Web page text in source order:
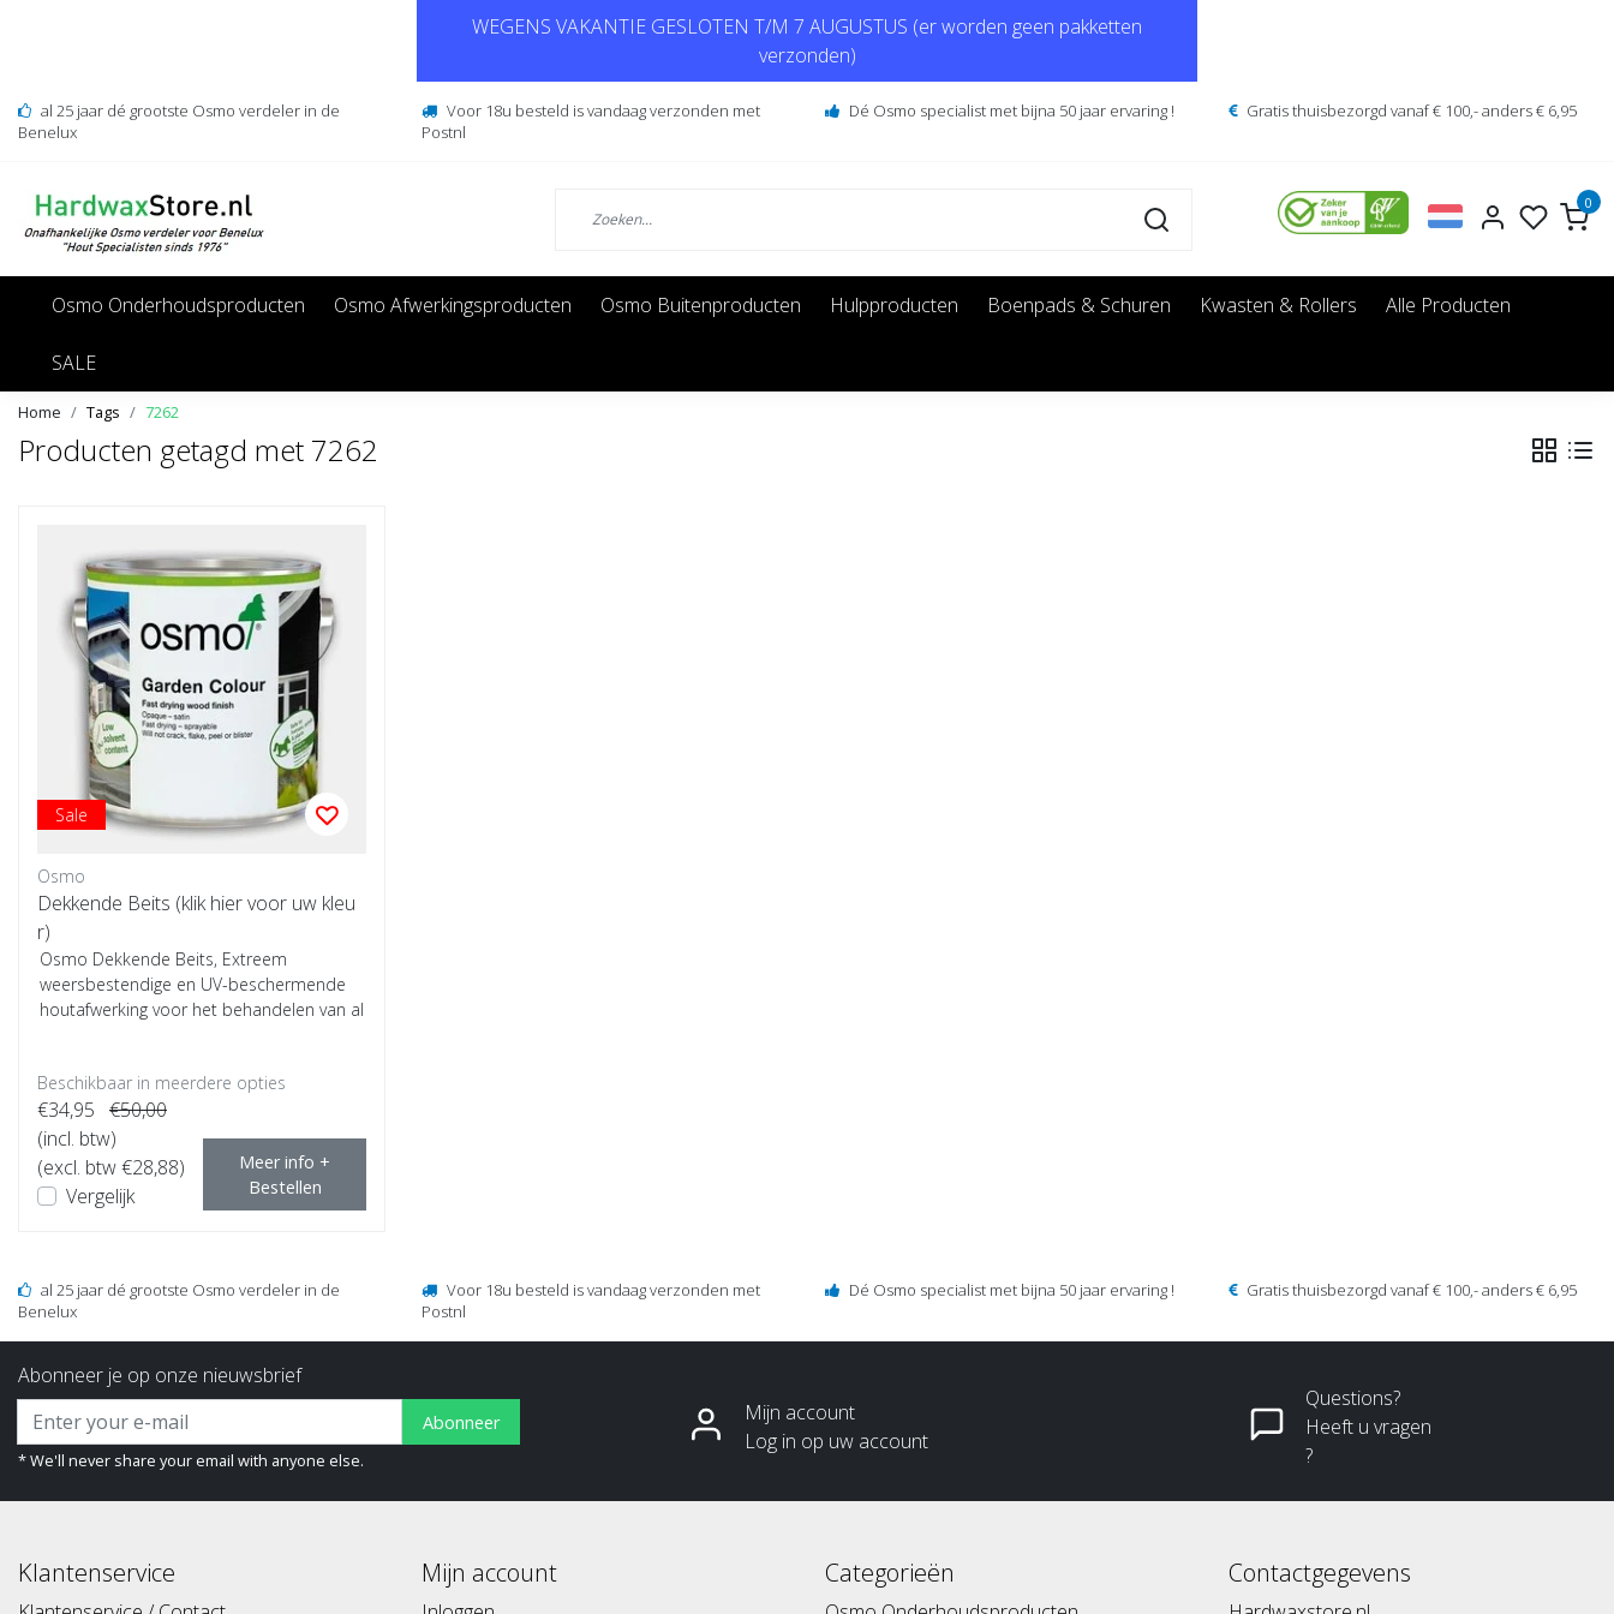
WEGENS VAKANTIE GESLOTEN T/M 7 AUGUSTUS (er worden geen pakketten
verzonden)
al 25 jaar dé grootste Osmo verdeler in de
Benelux
Voor 18u besteld is vandaag verzonden met
Postnl
Dé Osmo specialist met bijna 50 jaar ervaring ! Gratis thuisbezorgd vanaf € 100,- anders € 6,95
0
Osmo Onderhoudsproducten Osmo Afwerkingsproducten Osmo Buitenproducten Hulpproducten Boenpads & Schuren Kwasten & Rollers Alle Producten
SALE
Home Tags 7262
Producten getagd met 7262
Sale
Osmo
Dekkende Beits (klik hier voor uw kleu
r)
Osmo Dekkende Beits, Extreem
weersbestendige en UV-beschermende
houtafwerking voor het behandelen van al
Beschikbaar in meerdere opties
€34,95 €50,00
(incl. btw)
(excl. btw €28,88)
Vergelijk
Meer info +
Bestellen
al 25 jaar dé grootste Osmo verdeler in de
Benelux
Voor 18u besteld is vandaag verzonden met
Postnl
Dé Osmo specialist met bijna 50 jaar ervaring ! Gratis thuisbezorgd vanaf € 100,- anders € 6,95
Abonneer je op onze nieuwsbrief
Abonneer
* We'll never share your email with anyone else.
Mijn account
Log in op uw account
Questions?
Heeft u vragen
?
Klantenservice Mijn account Categorieën Contactgegevens